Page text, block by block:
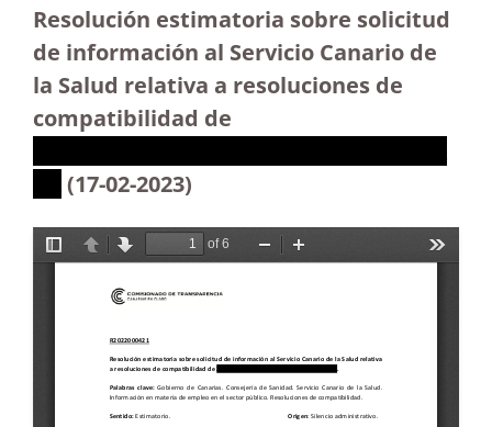
Resolución estimatoria sobre solicitud
de información al Servicio Canario de
la Salud relativa a resoluciones de
compatibilidad de
(17-02-2023)